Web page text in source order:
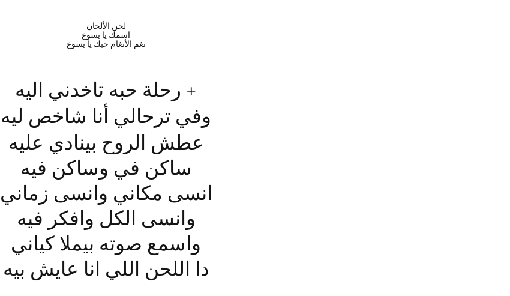
لحن الألحان
اسمك يا يسوع
نغم الأنغام حبك يا يسوع
+ رحلة حبه تاخدني اليه
وفي ترحالي أنا شاخص ليه
عطش الروح بينادي عليه
ساكن في وساكن فيه
انسى مكاني وانسى زماني
وانسى الكل وافكر فيه
واسمع صوته بيملا كياني
دا اللحن اللي انا عايش بيه